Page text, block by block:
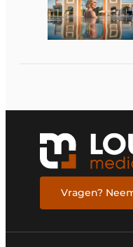
Vragen?